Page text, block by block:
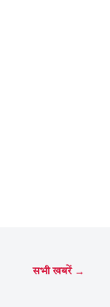
सभी खबरें →